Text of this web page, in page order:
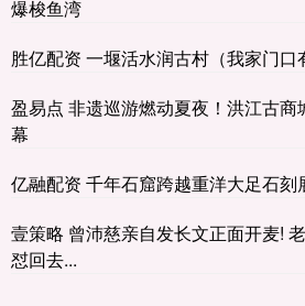
爆梭鱼湾
胜亿配资 一堰活水润古村（我家门口
盈易点 非遗巡游燃动夏夜！洪江古商
幕
亿融配资 千年石窟跨越重洋大足石
壹策略 曾沛慈亲自发长文正面开麦!
怼回去...